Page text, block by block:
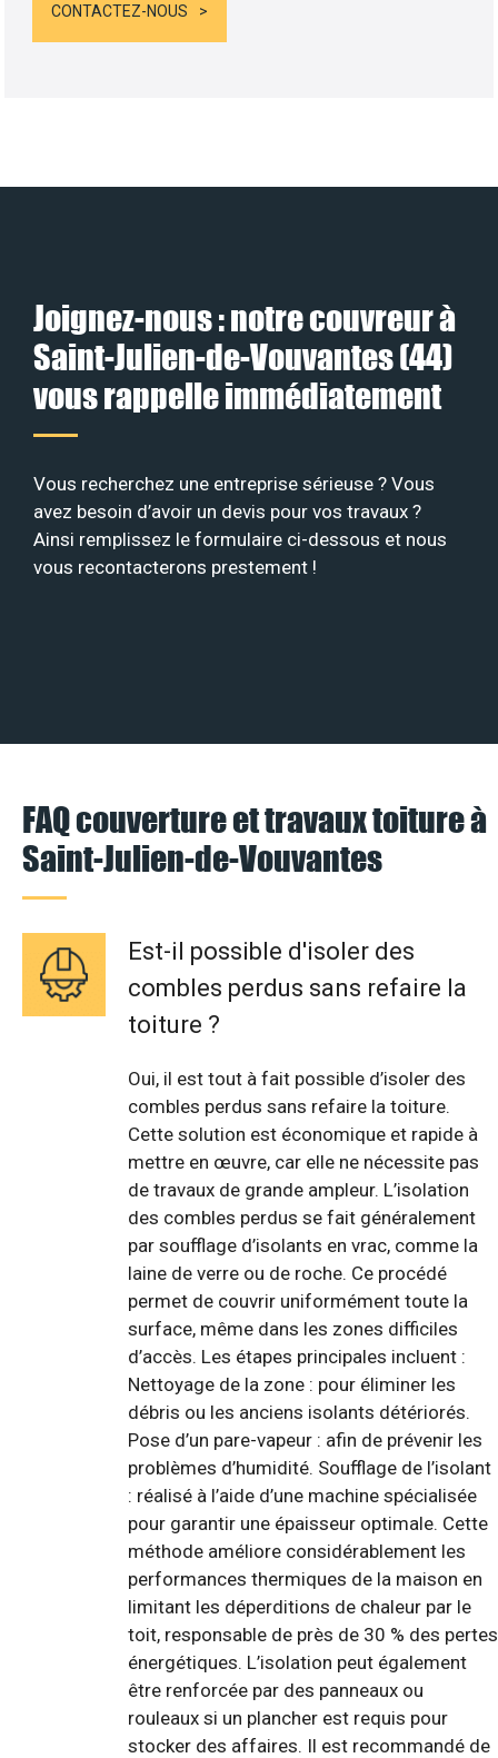
CONTACTEZ-NOUS
Joignez-nous : notre couvreur à
Saint-Julien-de-Vouvantes (44)
vous rappelle immédiatement
Vous recherchez une entreprise sérieuse ? Vous
avez besoin d’avoir un devis pour vos travaux ?
Ainsi remplissez le formulaire ci-dessous et nous
vous recontacterons prestement !
FAQ couverture et travaux toiture à
Saint-Julien-de-Vouvantes
Est-il possible d'isoler des
combles perdus sans refaire la
toiture ?
Oui, il est tout à fait possible d’isoler des
combles perdus sans refaire la toiture.
Cette solution est économique et rapide à
mettre en œuvre, car elle ne nécessite pas
de travaux de grande ampleur. L’isolation
des combles perdus se fait généralement
par soufflage d’isolants en vrac, comme la
laine de verre ou de roche. Ce procédé
permet de couvrir uniformément toute la
surface, même dans les zones difficiles
d’accès. Les étapes principales incluent :
Nettoyage de la zone : pour éliminer les
débris ou les anciens isolants détériorés.
Pose d’un pare-vapeur : afin de prévenir les
problèmes d’humidité. Soufflage de l’isolant
: réalisé à l’aide d’une machine spécialisée
pour garantir une épaisseur optimale. Cette
méthode améliore considérablement les
performances thermiques de la maison en
limitant les déperditions de chaleur par le
toit, responsable de près de 30 % des pertes
énergétiques. L’isolation peut également
être renforcée par des panneaux ou
rouleaux si un plancher est requis pour
stocker des affaires. Il est recommandé de